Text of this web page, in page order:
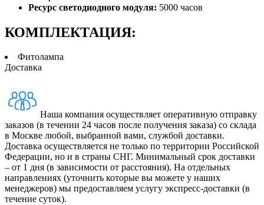
Ресурс светодиодного модуля: 5000 часов
КОМПЛЕКТАЦИЯ:
Фитолампа
Доставка
Наша компания осуществляет оперативную отправку
заказов (в течении 24 часов после получения заказа) со склада
в Москве любой, выбранной вами, службой доставки.
Доставка осуществляется не только по территории Российской
Федерации, но и в страны СНГ. Минимальный срок доставки
– от 1 дня (в зависимости от расстояния). На отдельных
направлениях (уточнить которые вы можете у наших
менеджеров) мы предоставляем услугу экспресс-доставки (в
течение суток).